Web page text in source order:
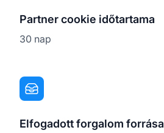
Partner cookie időtartama
30 nap
Elfogadott forgalom forrása